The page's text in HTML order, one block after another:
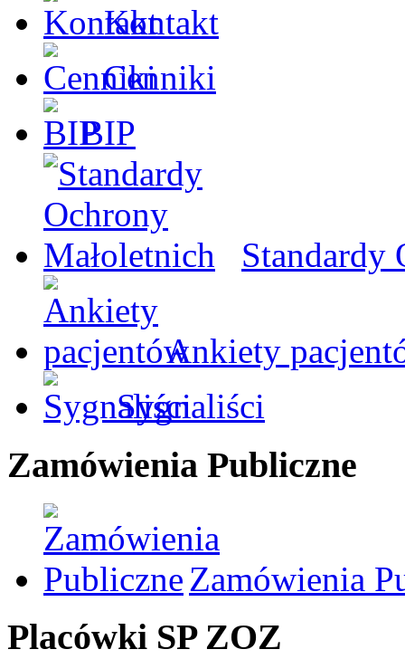
Kontakt
Cenniki
BIP
Standardy
Ankiety
Sygnaliści
Zamówienia Publiczne
Zamówienia
Placówki SP ZOZ